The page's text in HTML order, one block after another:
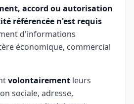
accord ou autorisation
référencée n'est requis
d'informations
économique, commercial
volontairement leurs
sociale, adresse,